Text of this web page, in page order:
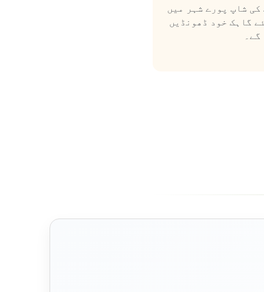
کی شاپ پورے شہر میں
گاہک خود ڈھونڈیں
گے۔